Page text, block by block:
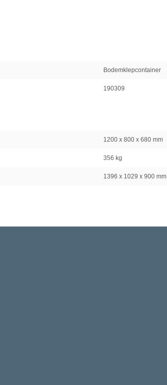
Bodemklepcontainer
190309
1200 x 800 x 680 mm
356 kg
1396 x 1029 x 900 mm